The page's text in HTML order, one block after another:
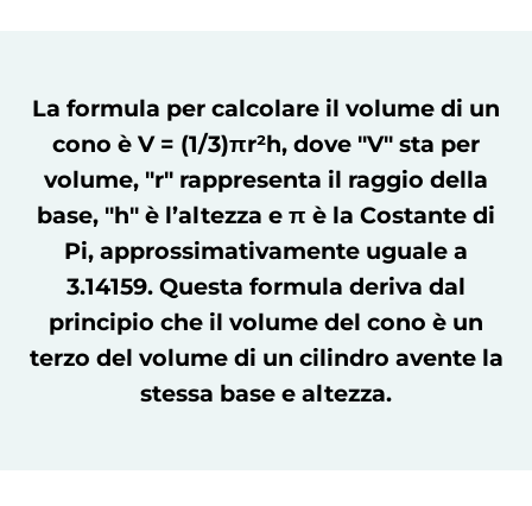
La formula per calcolare il volume di un
cono è V = (1/3)πr²h, dove "V" sta per
volume, "r" rappresenta il raggio della
base, "h" è l’altezza e π è la Costante di
Pi, approssimativamente uguale a
3.14159. Questa formula deriva dal
principio che il volume del cono è un
terzo del volume di un cilindro avente la
stessa base e altezza.